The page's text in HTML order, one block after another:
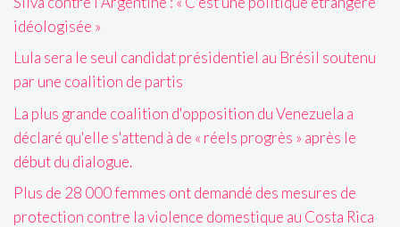
idéologisée »
Lula sera le seul candidat présidentiel au Brésil soutenu
par une coalition de partis
La plus grande coalition d'opposition du Venezuela a
déclaré qu'elle s'attend à de « réels progrès » après le
début du dialogue.
Plus de 28 000 femmes ont demandé des mesures de
protection contre la violence domestique au Costa Rica